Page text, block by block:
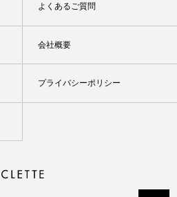
よくあるご質問
会社概要
プライバシーポリシー